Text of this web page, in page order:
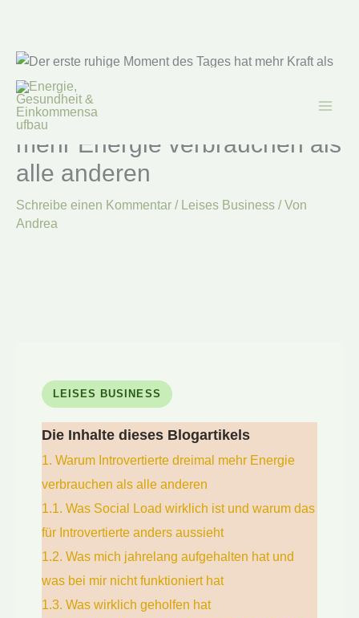
Zum
Inhalt
springen
Warum Introvertierte dreimal
mehr Energie verbrauchen als
alle anderen
Schreibe einen Kommentar / Leises Business / Von
Andrea
LEISES BUSINESS
Die Inhalte dieses Blogartikels
1. Warum Introvertierte dreimal mehr Energie
verbrauchen als alle anderen
1.1. Was Social Load wirklich ist und warum das
für Introvertierte anders aussieht
1.2. Was mich jahrelang aufgehalten hat und
was bei mir nicht funktioniert hat
1.3. Was wirklich geholfen hat